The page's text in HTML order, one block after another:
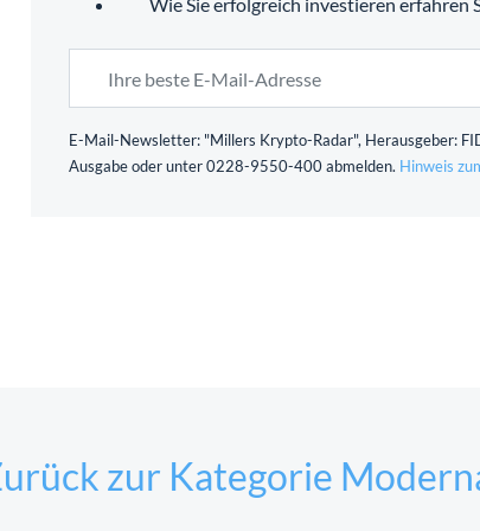
E-Mail-Newsletter: "Millers Krypto-Radar", Herausgeber:
Ausgabe oder unter 0228-9550-400 abmelden. Hinweis
zur Kategorie